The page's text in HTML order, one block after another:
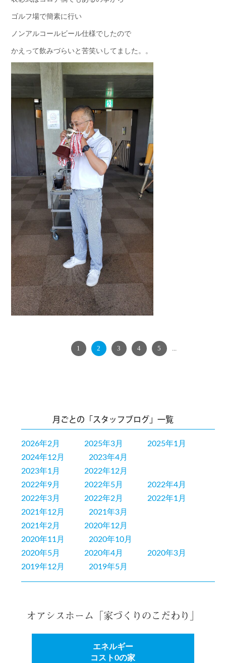
ゴルフ場で簡素に行い
ノンアルコールビール仕様でしたので
かえって飲みづらいと苦笑いしてました。。
1 2 3 4 5
...
月ごとの「スタッフブログ」一覧
2026年2月 2025年3月
2025年1月
2024年12月
2023年4月
2023年1月
2022年12月
2022年9月
2022年5月
2022年4月
2022年3月
2022年2月
2022年1月
2021年12月
2021年3月
2021年2月
2020年12月
2020年11月
2020年10月
2020年5月
2020年4月
2020年3月
2019年12月
2019年5月
オアシスホーム「家づくりのこだわり」
エネルギー
コスト0の家